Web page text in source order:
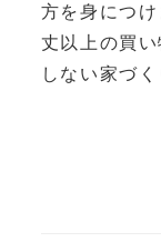
方を身につ
丈以上の買
しない家づ